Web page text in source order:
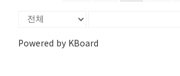
Powered by KBoard